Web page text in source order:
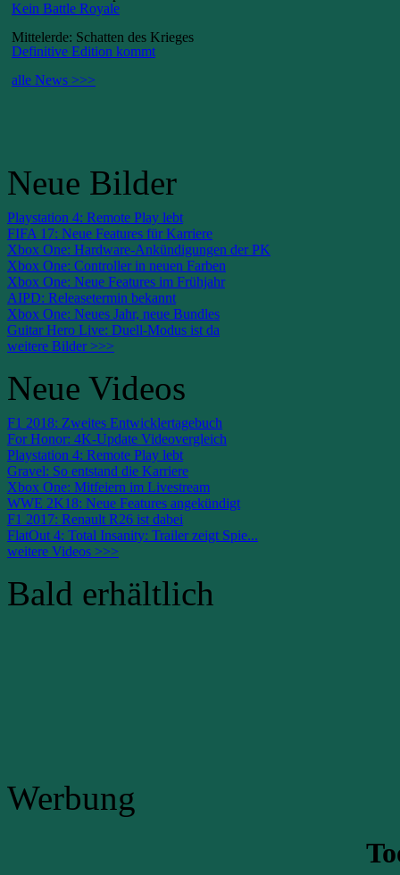
Kein Battle Royale
Mittelerde: Schatten des Krieges
Definitive Edition kommt
alle News >>>
Neue Bilder
Playstation 4: Remote Play lebt
FIFA 17: Neue Features für Karriere
Xbox One: Hardware-Ankündigungen der PK
Xbox One: Controller in neuen Farben
Xbox One: Neue Features im Frühjahr
AIPD: Releasetermin bekannt
Xbox One: Neues Jahr, neue Bundles
Guitar Hero Live: Duell-Modus ist da
weitere Bilder >>>
Neue Videos
F1 2018: Zweites Entwicklertagebuch
For Honor: 4K-Update Videovergleich
Playstation 4: Remote Play lebt
Gravel: So entstand die Karriere
Xbox One: Mitfeiern im Livestream
WWE 2K18: Neue Features angekündigt
F1 2017: Renault R26 ist dabei
FlatOut 4: Total Insanity: Trailer zeigt Spie...
weitere Videos >>>
Bald erhältlich
Werbung